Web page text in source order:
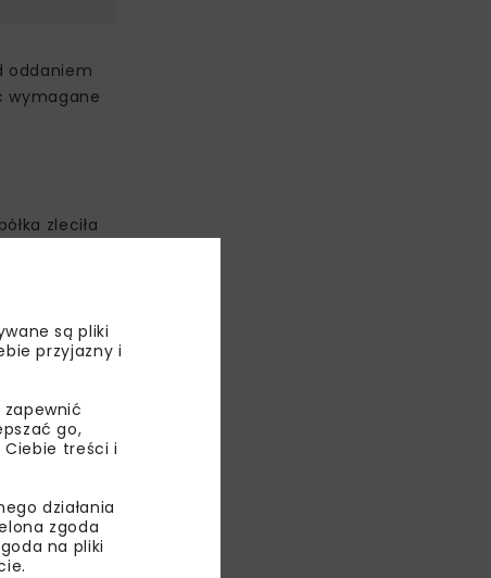
oddaniem
wymagane
zleciła
2400
150
i prawie
23
nr 14 Łódź
są pliki
przyjazny i
go,
treści i
działania
zgoda
na pliki